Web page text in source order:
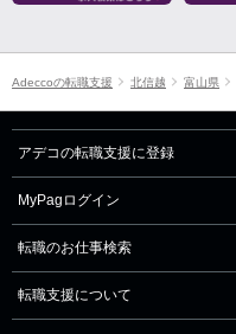
Adeccoの転職支援 北信越 富山県
アデコの転職支援に登録
MyPagログイン
転職のお仕事検索
転職支援について